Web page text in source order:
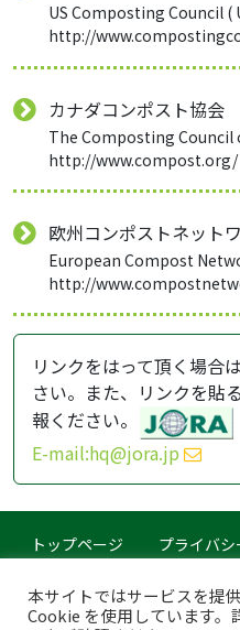
US Composting Council (
http://
カナダコンポスト協会
The Composting Council
http://www.compost.org/
欧州コンポストネット
European Compost
http://
リンクをはって頂く場合
さい。また、リンクを貼
報ください。
E-mail:hq@jora.jp
トップページ
プライバ
このサイトについて
Copyright © Japan Organics
本サイトではサービスを提
Cookie を使用しています。